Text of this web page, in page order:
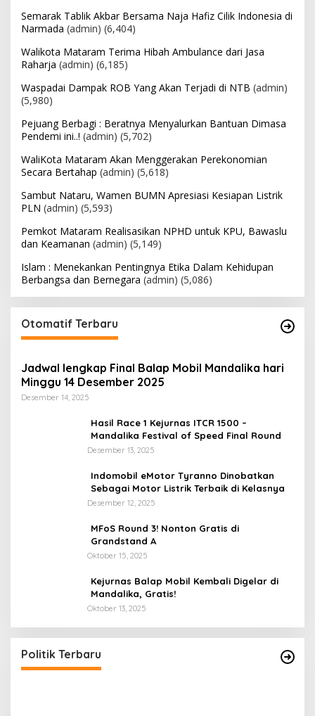
Semarak Tablik Akbar Bersama Naja Hafiz Cilik Indonesia di
Narmada (admin) (6,404)
Walikota Mataram Terima Hibah Ambulance dari Jasa
Raharja (admin) (6,185)
Waspadai Dampak ROB Yang Akan Terjadi di NTB (admin)
(5,980)
Pejuang Berbagi : Beratnya Menyalurkan Bantuan Dimasa
Pendemi ini..! (admin) (5,702)
WaliKota Mataram Akan Menggerakan Perekonomian
Secara Bertahap (admin) (5,618)
Sambut Nataru, Wamen BUMN Apresiasi Kesiapan Listrik
PLN (admin) (5,593)
Pemkot Mataram Realisasikan NPHD untuk KPU, Bawaslu
dan Keamanan (admin) (5,149)
Islam : Menekankan Pentingnya Etika Dalam Kehidupan
Berbangsa dan Bernegara (admin) (5,086)
Otomatif Terbaru
Jadwal lengkap Final Balap Mobil Mandalika hari
Minggu 14 Desember 2025
Desember 14, 2025
Hasil Race 1 Kejurnas ITCR 1500 –
Mandalika Festival of Speed Final Round
Desember 13, 2025
Indomobil eMotor Tyranno Dinobatkan
Sebagai Motor Listrik Terbaik di Kelasnya
Desember 12, 2025
MFoS Round 3! Nonton Gratis di
Grandstand A
Oktober 15, 2025
Kejurnas Balap Mobil Kembali Digelar di
Mandalika, Gratis!
Oktober 13, 2025
Politik Terbaru
yang Terjadi di Amerika Serikat dan Indonesia
Di Politik | September 12, 2024